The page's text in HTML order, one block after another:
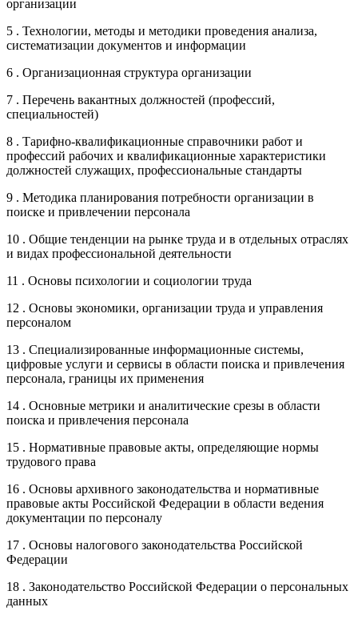
организации
5 . Технологии, методы и методики проведения анализа,
систематизации документов и информации
6 . Организационная структура организации
7 . Перечень вакантных должностей (профессий,
специальностей)
8 . Тарифно-квалификационные справочники работ и
профессий рабочих и квалификационные характеристики
должностей служащих, профессиональные стандарты
9 . Методика планирования потребности организации в
поиске и привлечении персонала
10 . Общие тенденции на рынке труда и в отдельных отраслях
и видах профессиональной деятельности
11 . Основы психологии и социологии труда
12 . Основы экономики, организации труда и управления
персоналом
13 . Специализированные информационные системы,
цифровые услуги и сервисы в области поиска и привлечения
персонала, границы их применения
14 . Основные метрики и аналитические срезы в области
поиска и привлечения персонала
15 . Нормативные правовые акты, определяющие нормы
трудового права
16 . Основы архивного законодательства и нормативные
правовые акты Российской Федерации в области ведения
документации по персоналу
17 . Основы налогового законодательства Российской
Федерации
18 . Законодательство Российской Федерации о персональных
данных